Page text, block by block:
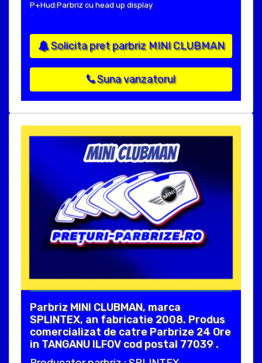
P+Hud:Parbriz cu head up display
Solicita pret parbriz MINI CLUBMAN
Suna vanzatorul
Parbriz MINI CLUBMAN, marca
SPLINTEX, an fabricatie 2008. Produs
comercializat de catre Parbrize 24 Ore
in TANGANU ILFOV cod postal 77039 .